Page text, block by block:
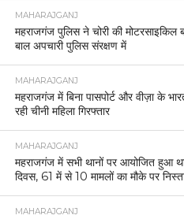
MAHARAJGANJ
महराजगंज पुलिस ने चोरी की मोटरसाइकिल
बाल अपचारी पुलिस संरक्षण में
MAHARAJGANJ
महराजगंज में बिना पासपोर्ट और वीज़ा के
रही चीनी महिला गिरफ्तार
MAHARAJGANJ
महराजगंज में सभी थानों पर आयोजित हुआ
दिवस, 61 में से 10 मामलों का मौके पर
MAHARAJGANJ